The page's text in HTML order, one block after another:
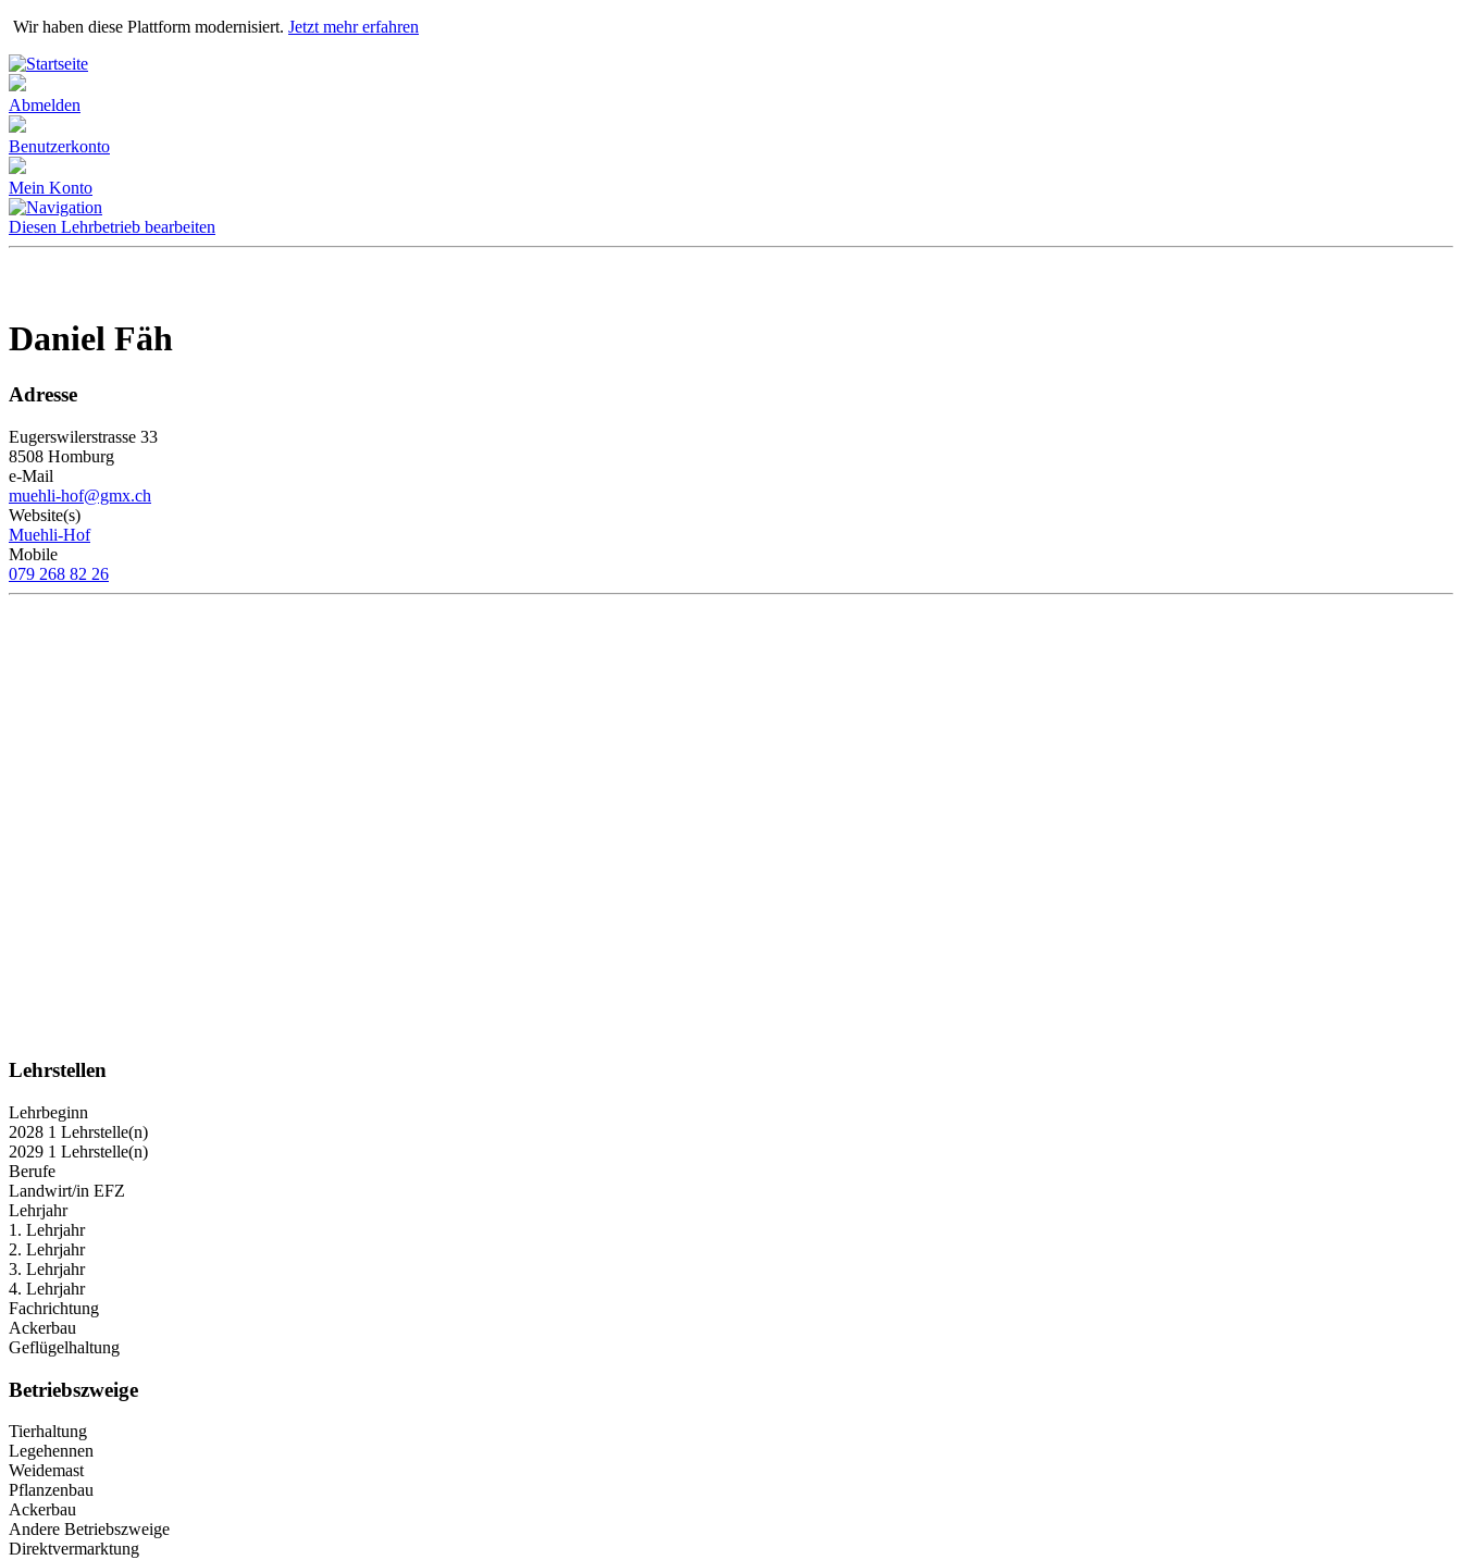
Direkt
Inhalt
Wir haben diese Plattform modernisiert. Jetzt mehr erfahren
Abmelden
Benutzerkonto
Mein Konto
Diesen Lehrbetrieb bearbeiten
Daniel Fäh
Adresse
Eugerswilerstrasse 33
8508 Homburg
e-Mail
muehli-hof@gmx.ch
Website(s)
Muehli-Hof
Mobile
079 268 82 26
Lehrstellen
Lehrbeginn
2028 1 Lehrstelle(n)
2029 1 Lehrstelle(n)
Berufe
Landwirt/in EFZ
Lehrjahr
1. Lehrjahr
2. Lehrjahr
3. Lehrjahr
4. Lehrjahr
Fachrichtung
Ackerbau
Geflügelhaltung
Betriebszweige
Tierhaltung
Legehennen
Weidemast
Pflanzenbau
Ackerbau
Andere Betriebszweige
Direktvermarktung